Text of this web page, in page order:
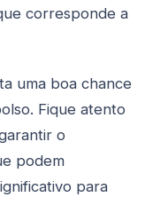
corresponde a
uma boa chance
Fique atento
o
podem
para